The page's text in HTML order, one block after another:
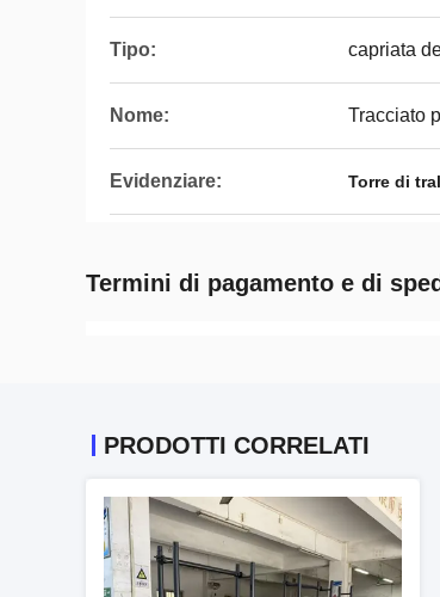
Tipo: capriata
Nome: Tracciato
Evidenziare: Torre di
Termini di pagamento e di
PRODOTTI CORRELATI